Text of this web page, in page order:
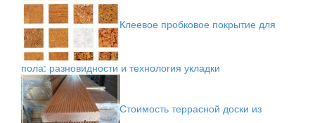
Клеевое пробковое покрытие для
пола: разновидности и технология укладки
Стоимость террасной доски из